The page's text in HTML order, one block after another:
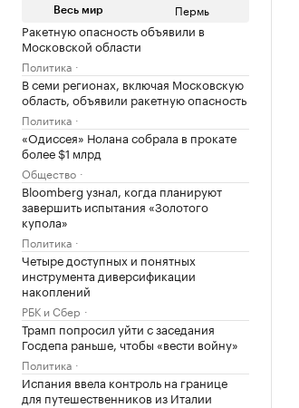
Весь мир Пермь
Ракетную опасность объявили в
Московской области
Политика
В семи регионах, включая Московскую
область, объявили ракетную опасность
Политика
«Одиссея» Нолана собрала в прокате
более $1 млрд
Общество
Bloomberg узнал, когда планируют
завершить испытания «Золотого
купола»
Политика
Четыре доступных и понятных
инструмента диверсификации
накоплений
РБК и Сбер
Трамп попросил уйти с заседания
Госдепа раньше, чтобы «вести войну»
Политика
Испания ввела контроль на границе
для путешественников из Италии